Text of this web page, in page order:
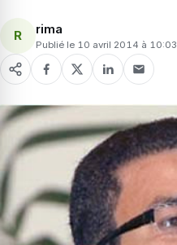
R rima
Publié le 10 avril 2014 à 10:03